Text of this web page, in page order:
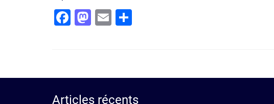
Facebook
Mastodon
Email
Articles récents